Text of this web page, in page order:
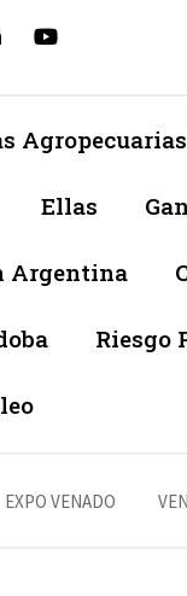
Agropecuarias
Ellas
Argentina
Riesgo
EXPO VENADO